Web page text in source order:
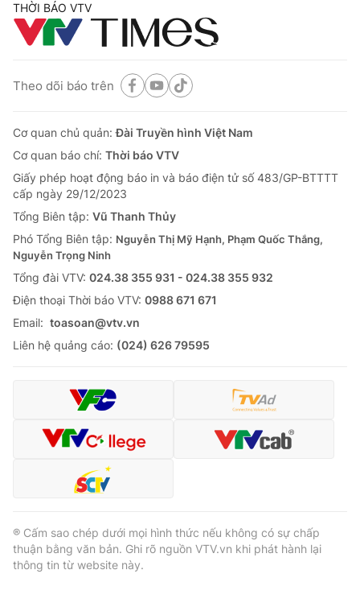
Emagazine Podcast
VTV Money VTV Thể thao
VTV Sức khoẻ
Thị trường 24h Tấm lòng Việt
VTV4 Vươn mình bằng AI
VTV9 VTV8
Liên hệ tòa soạn
THỜI BÁO VTV
Theo dõi báo trên
THỜI BÁO VTV
Theo dõi báo trên
Cơ quan chủ quản:Đài Truyền hình Việt Nam
Cơ quan báo chí: Thời báo VTV
Giấy phép hoạt động báo in và báo điện tử số 483/GP-BTTTT
cấp ngày 29/12/2023
Tổng Biên tập: Vũ Thanh Thủy
Phó Tổng Biên tập: Nguyễn Thị Mỹ Hạnh, Phạm Quốc Thắng,
Nguyễn Trọng Ninh
Tổng đài VTV: 024.38 355 931 - 024.38 355 932
Ðiện thoại Thời báo VTV: 0988 671 671
Email: toasoan@vtv.vn
Liên hệ quảng cáo: (024) 626 79595
® Cấm sao chép dưới mọi hình thức nếu không có sự chấp
thuận bằng văn bản. Ghi rõ nguồn VTV.vn khi phát hành lại
thông tin từ website này.